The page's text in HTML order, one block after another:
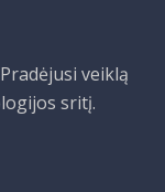
veiklą
sritį.